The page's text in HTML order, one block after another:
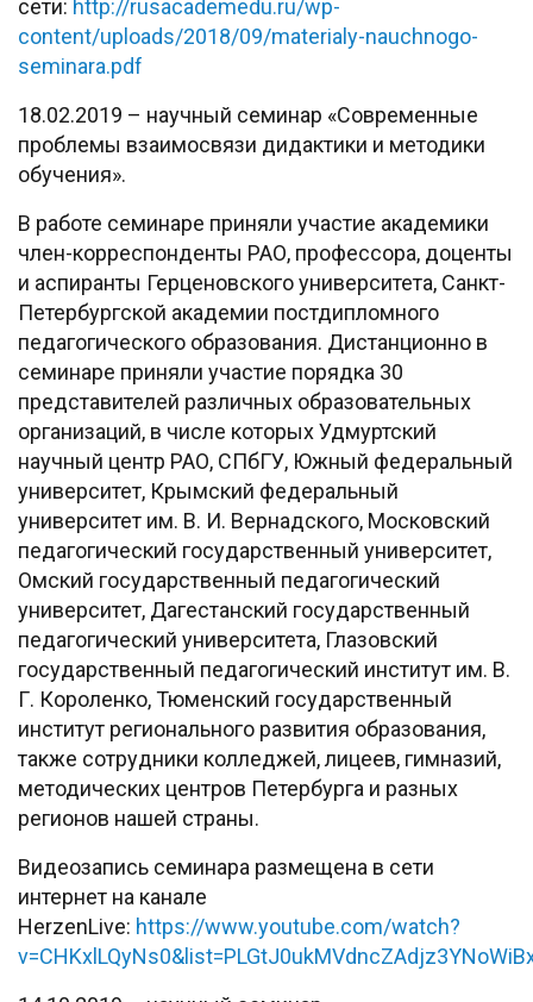
сети: http://rusacademedu.ru/wp-
content/uploads/2018/09/materialy-nauchnogo-
seminara.pdf
18.02.2019 – научный семинар «Современные
проблемы взаимосвязи дидактики и методики
обучения».
В работе семинаре приняли участие академики
член-корреспонденты РАО, профессора, доценты
и аспиранты Герценовского университета, Санкт-
Петербургской академии постдипломного
педагогического образования. Дистанционно в
семинаре приняли участие порядка 30
представителей различных образовательных
организаций, в числе которых Удмуртский
научный центр РАО, СПбГУ, Южный федеральный
университет, Крымский федеральный
университет им. В. И. Вернадского, Московский
педагогический государственный университет,
Омский государственный педагогический
университет, Дагестанский государственный
педагогический университета, Глазовский
государственный педагогический институт им. В.
Г. Короленко, Тюменский государственный
институт регионального развития образования,
также сотрудники колледжей, лицеев, гимназий,
методических центров Петербурга и разных
регионов нашей страны.
Видеозапись семинара размещена в сети
интернет на канале
HerzenLive: https://www.youtube.com/watch?